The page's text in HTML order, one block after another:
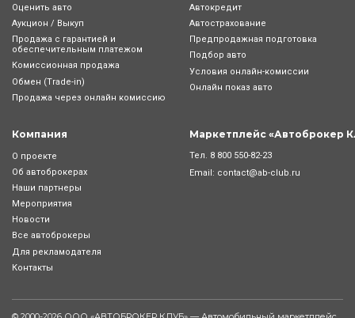
Оценить авто
Аукцион / Выкуп
Продажа с гарантией и
обеспечительным платежом
Комиссионная продажа
Обмен (Trade-in)
Продажа через онлайн комиссию
Автокредит
Автострахование
Предпродажная подготовка
Подбор авто
Условия онлайн-комиcсии
Онлайн показ авто
Компания
О проекте
Об автоброкерах
Наши партнеры
Мероприятия
Новости
Все автоброкеры
Для рекламодателя
Контакты
Маркетплейс «Автоброкер
Тел. 8 800 550-82-23
Email: contact@ab-club.ru